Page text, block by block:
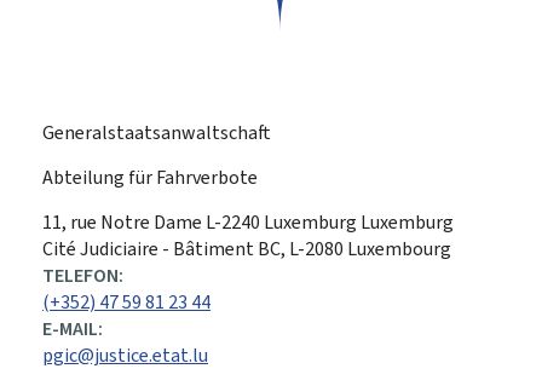
Generalstaatsanwaltschaft
Abteilung für Fahrverbote
ADRESSE:
11, rue Notre Dame L-2240 Luxemburg Luxemburg
Cité Judiciaire - Bâtiment BC, L-2080 Luxembourg
TELEFON:
(+352) 47 59 81 23 44
E-MAIL:
pgic@justice.etat.lu